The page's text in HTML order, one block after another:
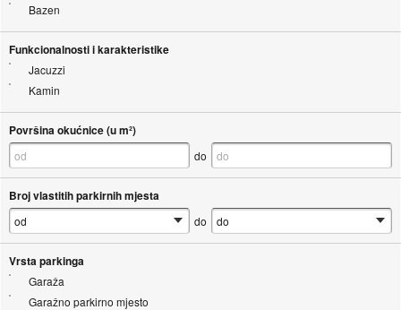
Bazen
Funkcionalnosti i karakteristike
Jacuzzi
Kamin
Površina okućnice (u m²)
do
Broj vlastitih parkirnih mjesta
do
Vrsta parkinga
Garaža
Garažno parkirno mjesto